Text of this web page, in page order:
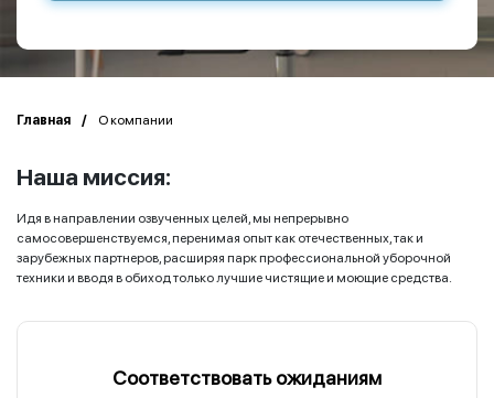
Главная О компании
Наша миссия:
Идя в направлении озвученных целей, мы непрерывно
самосовершенствуемся, перенимая опыт как отечественных, так и
зарубежных партнеров, расширяя парк профессиональной уборочной
техники и вводя в обиход только лучшие чистящие и моющие средства.
Соответствовать ожиданиям